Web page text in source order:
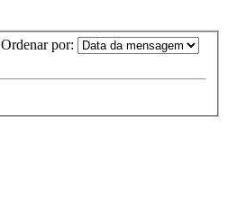
Ordenar por: